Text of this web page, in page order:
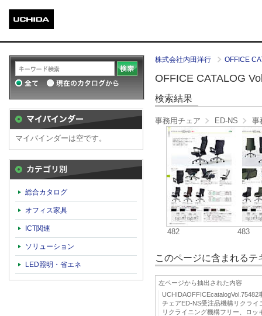
株式会社内田洋行 OFFICE
OFFICE CATALOG
検索結果
事務用チェア ED-NS 事
482 483
このページに含まれる
左ページから抽出された内容
チェアED-NS受注品機構リクラ
リクライニング機構フリー、ロ
マイバインダーは空です。
総合カタログ
オフィス家具
ICT関連
ソリューション
LED照明・省エネ